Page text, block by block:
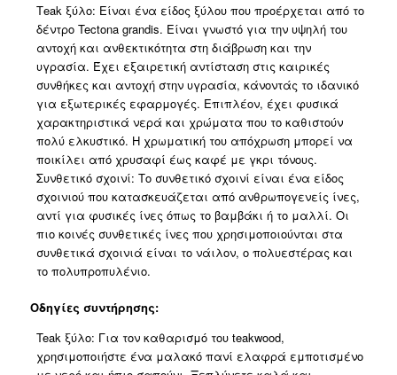
Τeak ξύλο: Είναι ένα είδος ξύλου που προέρχεται από το
δέντρο Tectona grandis. Είναι γνωστό για την υψηλή του
αντοχή και ανθεκτικότητα στη διάβρωση και την
υγρασία. Έχει εξαιρετική αντίσταση στις καιρικές
συνθήκες και αντοχή στην υγρασία, κάνοντάς το ιδανικό
για εξωτερικές εφαρμογές. Επιπλέον, έχει φυσικά
χαρακτηριστικά νερά και χρώματα που το καθιστούν
πολύ ελκυστικό. Η χρωματική του απόχρωση μπορεί να
ποικίλει από χρυσαφί έως καφέ με γκρι τόνους.
Συνθετικό σχοινί: Το συνθετικό σχοινί είναι ένα είδος
σχοινιού που κατασκευάζεται από ανθρωπογενείς ίνες,
αντί για φυσικές ίνες όπως το βαμβάκι ή το μαλλί. Οι
πιο κοινές συνθετικές ίνες που χρησιμοποιούνται στα
συνθετικά σχοινιά είναι το νάιλον, ο πολυεστέρας και
το πολυπροπυλένιο.
Οδηγίες συντήρησης:
Teak ξύλο: Για τον καθαρισμό του teakwood,
χρησιμοποιήστε ένα μαλακό πανί ελαφρά εμποτισμένο